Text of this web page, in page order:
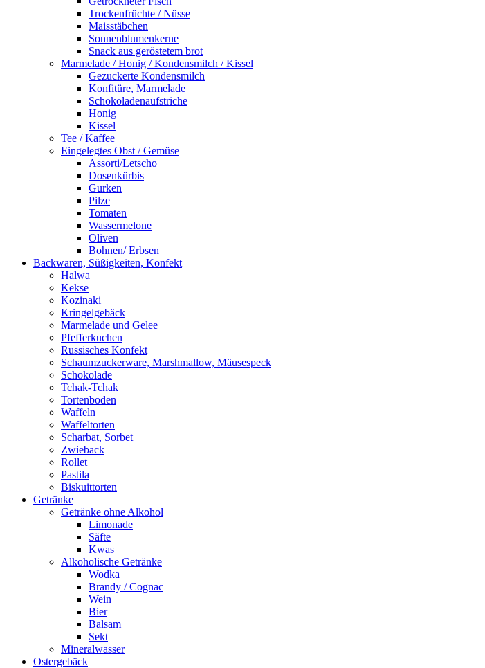
Trockenfrüchte / Nüsse
Maisstäbchen
Sonnenblumenkerne
Snack aus geröstetem brot
Marmelade / Honig / Kondensmilch / Kissel
Gezuckerte Kondensmilch
Konfitüre, Marmelade
Schokoladenaufstriche
Honig
Kissel
Tee / Kaffee
Eingelegtes Obst / Gemüse
Assorti/Letscho
Dosenkürbis
Gurken
Pilze
Tomaten
Wassermelone
Oliven
Bohnen/ Erbsen
Backwaren, Süßigkeiten, Konfekt
Halwa
Kekse
Kozinaki
Kringelgebäck
Marmelade und Gelee
Pfefferkuchen
Russisches Konfekt
Schaumzuckerware, Marshmallow, Mäusespeck
Schokolade
Tchak-Tchak
Tortenboden
Waffeln
Waffeltorten
Scharbat, Sorbet
Zwieback
Rollet
Pastila
Biskuittorten
Getränke
Getränke ohne Alkohol
Limonade
Säfte
Kwas
Alkoholische Getränke
Wodka
Brandy / Cognac
Wein
Bier
Balsam
Sekt
Mineralwasser
Ostergebäck